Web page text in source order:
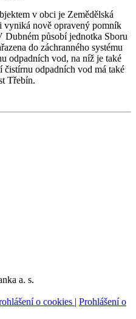
v obci je Zemědělská
vyniká nově opravený pomník
Dubném působí jednotka Sboru
do záchranného systému
odpadních vod, na níž je také
čistírnu odpadních vod má také
Třebín.
a. s.
o cookies
Prohlášení o